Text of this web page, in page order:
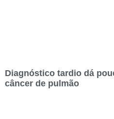
Diagnóstico tardio dá
câncer de pulmão